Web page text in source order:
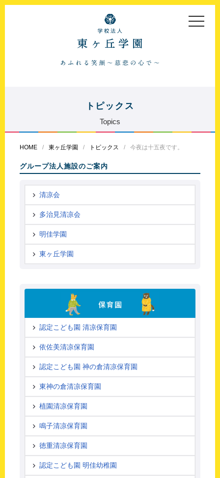
toggle
トピックス
Topics
HOME 東ヶ丘学園 トピックス 今夜は十五夜です。
グループ法人施設のご案内
清凉会
多治見清凉会
明佳学園
東ヶ丘学園
認定こども園 清凉保育園
依佐美清凉保育園
認定こども園 神の倉清凉保育園
東神の倉清凉保育園
植園清凉保育園
鳴子清凉保育園
徳重清凉保育園
認定こども園 明佳幼稚園